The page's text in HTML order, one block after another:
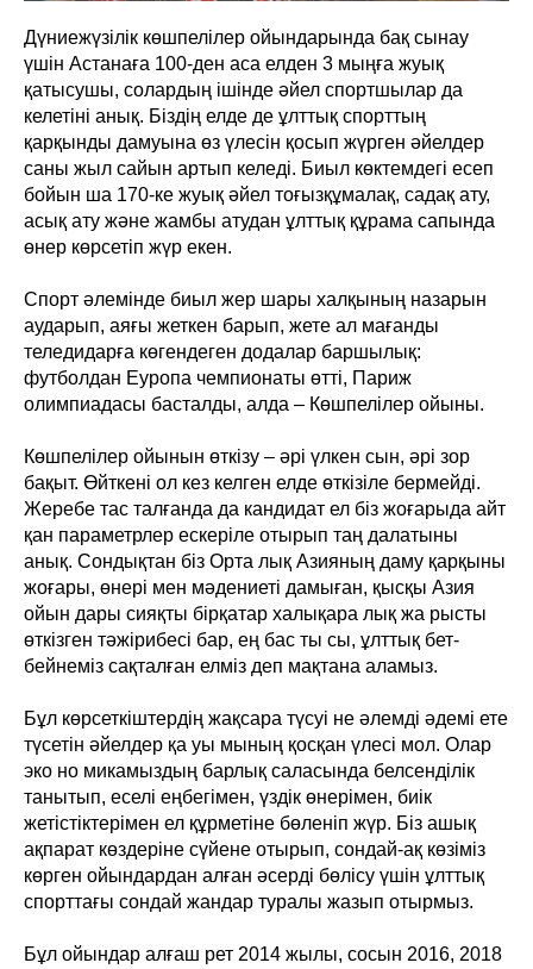
Дүниежүзілік көшпелілер ойындарында бақ сынау
үшін Астанаға 100-ден аса елден 3 мыңға жуық
қатысушы, солардың ішінде әйел спортшылар да
келетіні анық. Біздің елде де ұлттық спорттың
қарқынды дамуына өз үлесін қосып жүрген әйелдер
саны жыл сайын артып келеді. Биыл көктемдегі есеп
бойын ша 170-ке жуық әйел тоғызқұмалақ, садақ ату,
асық ату және жамбы атудан ұлттық құрама сапында
өнер көрсетіп жүр екен.
Спорт әлемінде биыл жер шары халқының назарын
аударып, аяғы жеткен барып, жете ал мағанды
теледидарға көгендеген додалар баршылық:
футболдан Еуропа чемпионаты өтті, Париж
олимпиадасы басталды, алда – Көшпелілер ойыны.
Көшпелілер ойынын өткізу – әрі үлкен сын, әрі зор
бақыт. Өйткені ол кез келген елде өткізіле бермейді.
Жеребе тас талғанда да кандидат ел біз жоғарыда айт
қан параметрлер ескеріле отырып таң далатыны
анық. Сондықтан біз Орта лық Азияның даму қарқыны
жоғары, өнері мен мәдениеті дамыған, қысқы Азия
ойын дары сияқты бірқатар халықара лық жа рысты
өткізген тәжірибесі бар, ең бас ты сы, ұлттық бет-
бейнеміз сақталған елміз деп мақтана аламыз.
Бұл көрсеткіштердің жақсара түсуі не әлемді әдемі ете
түсетін әйелдер қа уы мының қосқан үлесі мол. Олар
эко но микамыздың барлық саласында белсенділік
танытып, еселі еңбегімен, үздік өнерімен, биік
жетістіктерімен ел құрметіне бөленіп жүр. Біз ашық
ақпарат көздеріне сүйене отырып, сондай-ақ көзіміз
көрген ойындардан алған әсерді бөлісу үшін ұлттық
спорттағы сондай жандар туралы жазып отырмыз.
Бұл ойындар алғаш рет 2014 жылы, сосын 2016, 2018